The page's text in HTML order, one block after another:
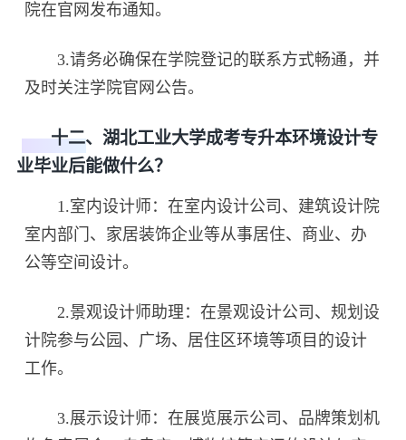
院在官网发布通知。
3.请务必确保在学院登记的联系方式畅通，并
及时关注学院官网公告。
十二、湖北工业大学成考专升本环境设计专
业毕业后能做什么？
1.室内设计师：在室内设计公司、建筑设计院
室内部门、家居装饰企业等从事居住、商业、办
公等空间设计。
2.景观设计师助理：在景观设计公司、规划设
计院参与公园、广场、居住区环境等项目的设计
工作。
3.展示设计师：在展览展示公司、品牌策划机